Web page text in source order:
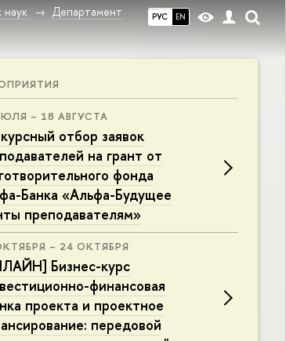
РУС EN
Департамент
– 18 АВГУСТА
отбор заявок
на грант от
фонда
Банка «Альфа-Будущее
преподавателям»
– 24 ОКТЯБРЯ
Бизнес-курс
финансовая
проекта и проектное
передовой